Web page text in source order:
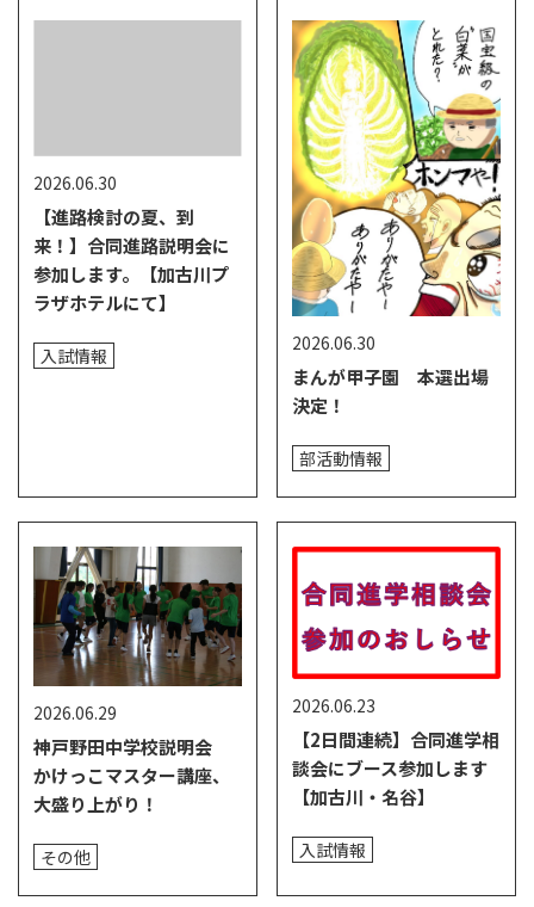
2026.06.30
【進路検討の夏、到
来！】合同進路説明会に
参加します。【加古川プ
ラザホテルにて】
入試情報
2026.06.30
まんが甲子園 本選出場
決定！
部活動情報
2026.06.29
神戸野田中学校説明会
かけっこマスター講座、
大盛り上がり！
その他
2026.06.23
【2日間連続】合同進学相
談会にブース参加します
【加古川・名谷】
入試情報